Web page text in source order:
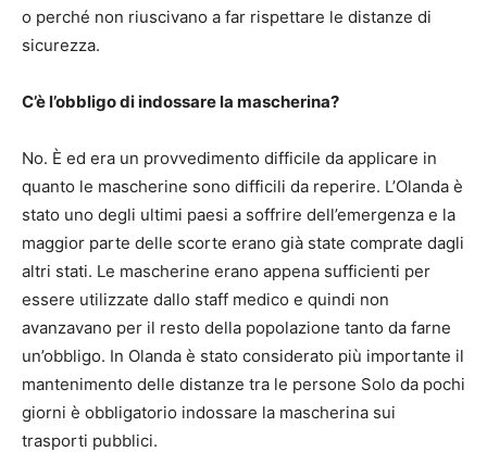
o perché non riuscivano a far rispettare le distanze di
sicurezza.
C’è l’obbligo di indossare la mascherina?
No. È ed era un provvedimento difficile da applicare in
quanto le mascherine sono difficili da reperire. L’Olanda è
stato uno degli ultimi paesi a soffrire dell’emergenza e la
maggior parte delle scorte erano già state comprate dagli
altri stati. Le mascherine erano appena sufficienti per
essere utilizzate dallo staff medico e quindi non
avanzavano per il resto della popolazione tanto da farne
un’obbligo. In Olanda è stato considerato più importante il
mantenimento delle distanze tra le persone Solo da pochi
giorni è obbligatorio indossare la mascherina sui
trasporti pubblici.